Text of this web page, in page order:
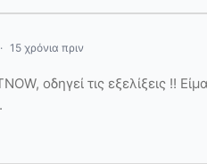
15 χρόνια πριν
οδηγεί τις εξελίξεις !!